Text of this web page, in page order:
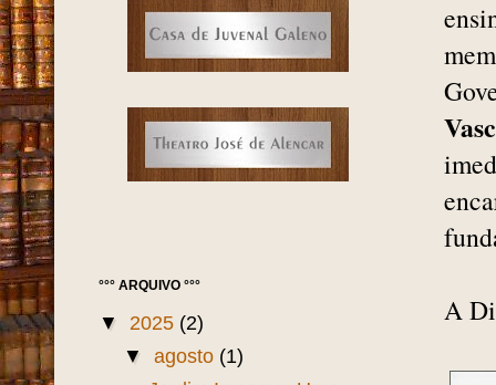
A
°°° ARQUIVO °°°
▼ 2025 (2)
▼ agosto (1)